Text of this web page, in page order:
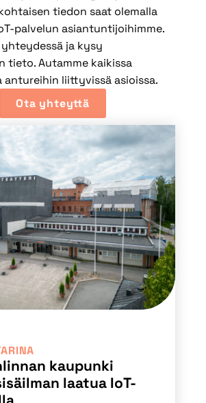
tiedon saat olemalla
palvelun asiantuntijoihimme.
ja kysy
tieto. Autamme kaikissa
liittyvissä asioissa.
Ota yhteyttä
kaupunki
laatua IoT-